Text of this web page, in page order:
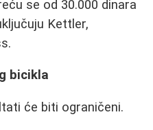
se od 30.000 dinara
Kettler,
bicikla
će biti ograničeni.